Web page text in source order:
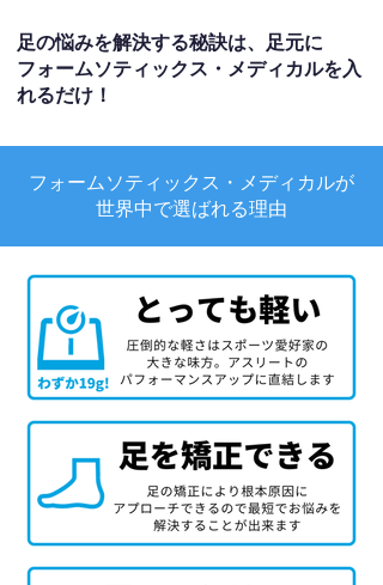
足の悩みを解決する秘訣は、足元に
フォームソティックス・メディカルを入
れるだけ！
フォームソティックス・メディカルが
世界中で選ばれる理由